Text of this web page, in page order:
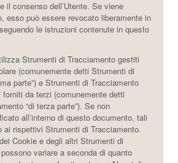
il consenso dell’Utente. Se viene
esso può essere revocato liberamente in
le istruzioni contenute in questo
Strumenti di Tracciamento gestiti
(comunemente detti Strumenti di
parte”) e Strumenti di Tracciamento
da terzi (comunemente detti
“di terza parte”). Se non
all’interno di questo documento, tali
ai rispettivi Strumenti di Tracciamento.
Cookie e degli altri Strumenti di
variare a seconda di quanto